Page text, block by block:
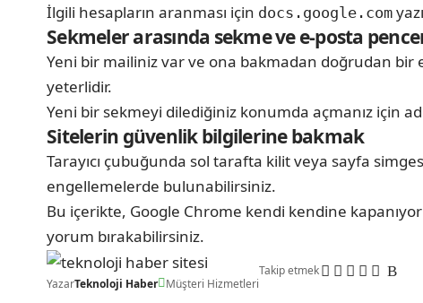
İlgili hesapların aranması için docs.google.com
Sekmeler arasında sekme ve e-posta
Yeni bir mailiniz var ve ona bakmadan doğrudan
yeterlidir.
Yeni bir sekmeyi dilediğiniz konumda açmanız için
Sitelerin güvenlik bilgilerine bakmak
Tarayıcı çubuğunda sol tarafta kilit veya sayfa
engellemelerde bulunabilirsiniz.
Bu içerikte, Google Chrome kendi kendine kapanıyor
yorum bırakabilirsiniz.
YazarTeknoloji Haber Müşteri Hizmetleri
Takip etmek